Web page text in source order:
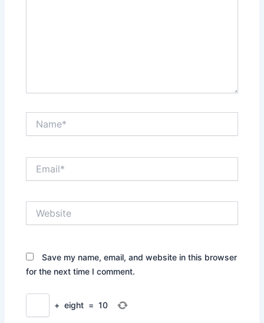
Save my name, email, and website in this browser
for the next time I comment.
+ eight = 10